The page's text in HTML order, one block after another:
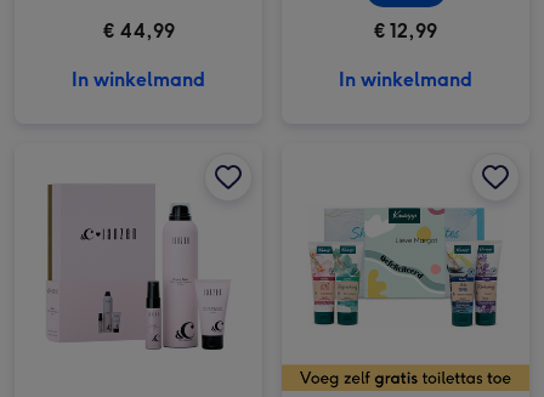
€ 44,99
In winkelmand
€ 12,99
In winkelmand